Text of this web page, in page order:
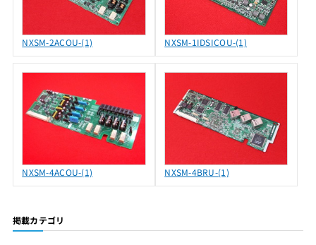
NXSM-2ACOU-(1) NXSM-1IDSICOU-(1)
NXSM-4ACOU-(1) NXSM-4BRU-(1)
掲載カテゴリ